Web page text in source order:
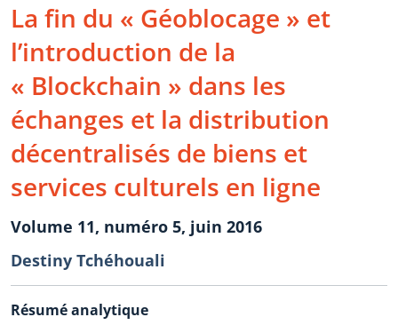
La fin du « Géoblocage » et
l’introduction de la
« Blockchain » dans les
échanges et la distribution
décentralisés de biens et
services culturels en ligne
Volume 11, numéro 5, juin 2016
Destiny Tchéhouali
Résumé analytique